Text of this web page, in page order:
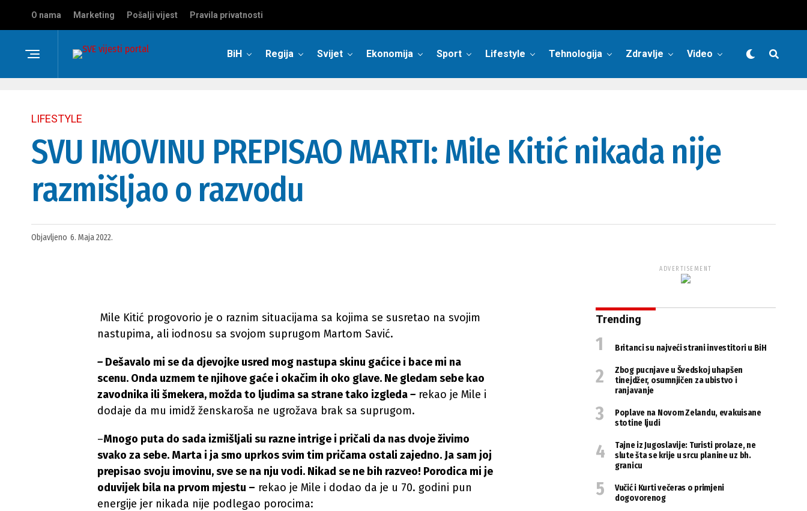
O nama Marketing Pošalji vijest Pravila privatnosti
BiH Regija Svijet Ekonomija Sport Lifestyle Tehnologija Zdravlje Video
LIFESTYLE
SVU IMOVINU PREPISAO MARTI: Mile Kitić nikada nije
razmišljao o razvodu
Objavljeno 6. Maja 2022.
Mile Kitić progovorio je o raznim situacijama sa kojima se susretao na svojim
nastupima, ali iodnosu sa svojom suprugom Martom Savić.
– Dešavalo mi se da djevojke usred mog nastupa skinu gaćice i bace mi na
scenu. Onda uzmem te njihove gaće i okačim ih oko glave. Ne gledam sebe kao
zavodnika ili šmekera, možda to ljudima sa strane tako izgleda– rekao je Mile i
dodaje da mu imidž ženskaroša ne ugrožava brak sa suprugom.
–Mnogo puta do sada izmišljali su razne intrige i pričali da nas dvoje živimo
svako za sebe. Marta i ja smo uprkos svim tim pričama ostali zajedno. Ja sam joj
prepisao svoju imovinu, sve se na nju vodi. Nikad se ne bih razveo! Porodica mi je
oduvijek bila na prvom mjestu – rekao je Mile i dodao da je u 70. godini pun
energije jer nikada nije podlegao porocima:
ADVERTISEMENT
Trending
Britanci su najveći strani investitori u BiH
Zbog pucnjave u Švedskoj uhapšen
tinejdžer, osumnjičen za ubistvo i
ranjavanje
Poplave na Novom Zelandu, evakuisane
stotine ljudi
Tajne iz Jugoslavije: Turisti prolaze, ne
slute šta se krije u srcu planine uz bh.
granicu
Vučić i Kurti večeras o primjeni
dogovorenog